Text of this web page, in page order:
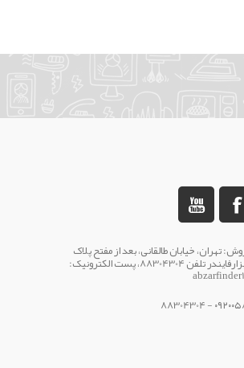
تهران، خیابان طالقانی، بعد از مفتح پلاک
186 فروشگاه ابزارفایندر تلفن 88304304، پست الکترونیک:
- 88304304